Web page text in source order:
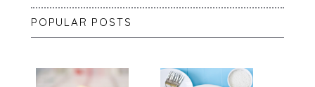
POPULAR POSTS